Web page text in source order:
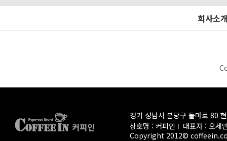
회사소
경기 성남시 분당구 돌마로 80
상호명 : 커피인
대표자 : 오세
Copyright 2012©